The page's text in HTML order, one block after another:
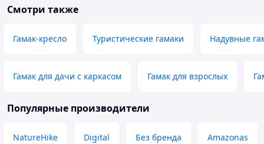
Смотри также
Гамак-кресло Туристические гамаки Надувные
Гамак для дачи с каркасом Гамак для взрослых
Популярные производители
NatureHike Digital Без бренда Amazonas